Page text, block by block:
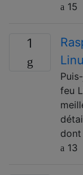
15
1
feu
13